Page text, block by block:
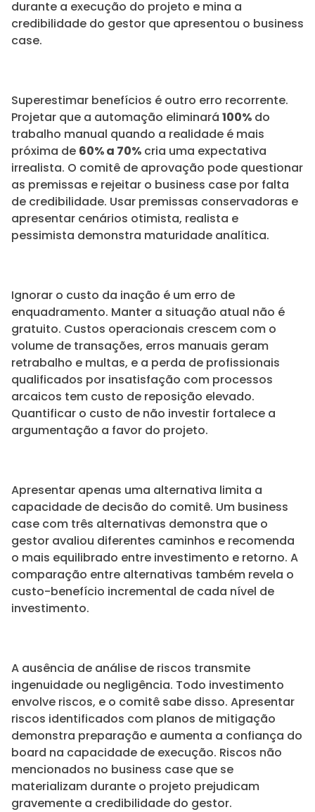
durante a execução do projeto e mina a
credibilidade do gestor que apresentou o business
case.
Superestimar benefícios é outro erro recorrente.
Projetar que a automação eliminará 100% do
trabalho manual quando a realidade é mais
próxima de 60% a 70% cria uma expectativa
irrealista. O comitê de aprovação pode questionar
as premissas e rejeitar o business case por falta
de credibilidade. Usar premissas conservadoras e
apresentar cenários otimista, realista e
pessimista demonstra maturidade analítica.
Ignorar o custo da inação é um erro de
enquadramento. Manter a situação atual não é
gratuito. Custos operacionais crescem com o
volume de transações, erros manuais geram
retrabalho e multas, e a perda de profissionais
qualificados por insatisfação com processos
arcaicos tem custo de reposição elevado.
Quantificar o custo de não investir fortalece a
argumentação a favor do projeto.
Apresentar apenas uma alternativa limita a
capacidade de decisão do comitê. Um business
case com três alternativas demonstra que o
gestor avaliou diferentes caminhos e recomenda
o mais equilibrado entre investimento e retorno. A
comparação entre alternativas também revela o
custo-benefício incremental de cada nível de
investimento.
A ausência de análise de riscos transmite
ingenuidade ou negligência. Todo investimento
envolve riscos, e o comitê sabe disso. Apresentar
riscos identificados com planos de mitigação
demonstra preparação e aumenta a confiança do
board na capacidade de execução. Riscos não
mencionados no business case que se
materializam durante o projeto prejudicam
gravemente a credibilidade do gestor.